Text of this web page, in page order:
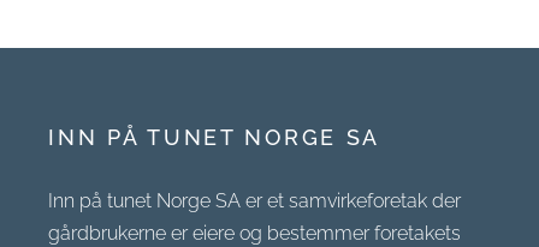
INN PÅ TUNET NORGE SA
Inn på tunet Norge SA er et samvirkeforetak der
gårdbrukerne er eiere og bestemmer foretakets